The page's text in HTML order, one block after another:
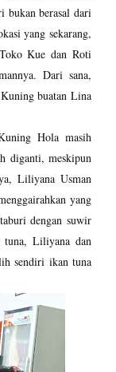
bukan berasal dari
yang sekarang,
Kue dan Roti
Dari sana,
buatan Lina
Hola masih
diganti, meskipun
Liliyana Usman
yang
dengan suwir
Liliyana dan
sendiri ikan tuna